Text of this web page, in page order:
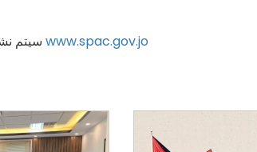
www.spac.gov.jo